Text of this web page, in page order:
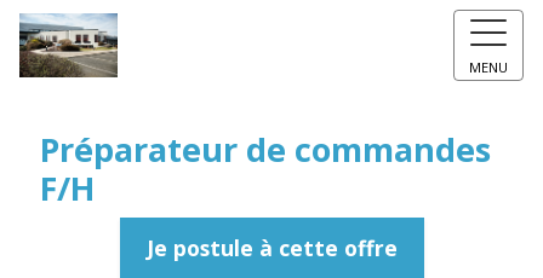
MENU
Préparateur de commandes
F/H
Je postule à cette offre